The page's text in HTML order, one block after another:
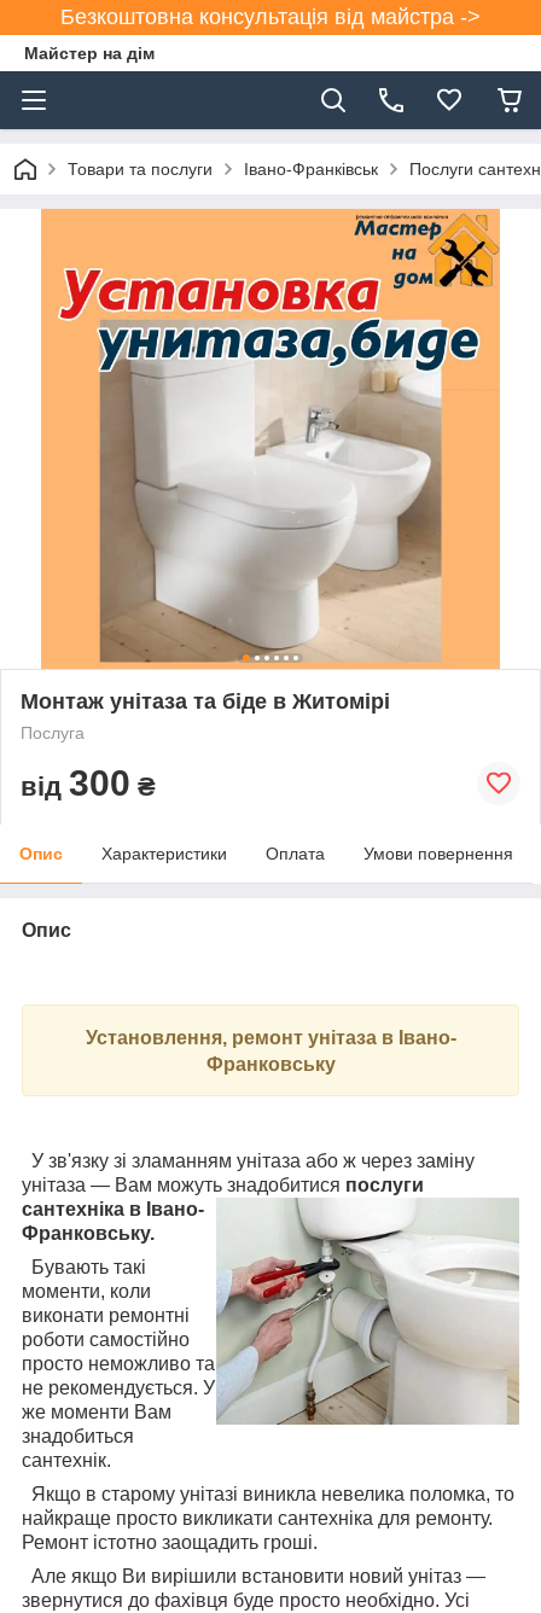
Безкоштовна консультація від майстра ->
Майстер на дім
Товари та послуги Івано-Франківськ Послуги
Монтаж унітаза та біде в Житомірі
Послуга
від 300 ₴
Опис Характеристики Оплата Умови повернення
Опис
Установлення, ремонт унітаза в Івано-
Франковську
У зв'язку зі зламанням унітаза або ж через заміну
унітаза — Вам можуть знадобитися послуги
сантехніка в Івано-
Франковську.
Бувають такі
моменти, коли
виконати ремонтні
роботи самостійно
просто неможливо та
не рекомендується. У
же моменти Вам
знадобиться
сантехнік.
Якщо в старому унітазі виникла невелика поломка, то
найкраще просто викликати сантехніка для ремонту.
Ремонт істотно заощадить гроші.
Але якщо Ви вирішили встановити новий унітаз —
звернутися до фахівця буде просто необхідно. Усі